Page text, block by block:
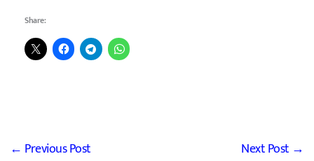
Share:
← Previous Post Next Post →